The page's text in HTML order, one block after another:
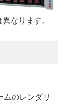
なります。
ムのレンダリ